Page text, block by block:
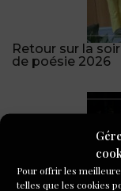
Pour offrir les
telles que les cookies
Retour sur la
de poésie 2026